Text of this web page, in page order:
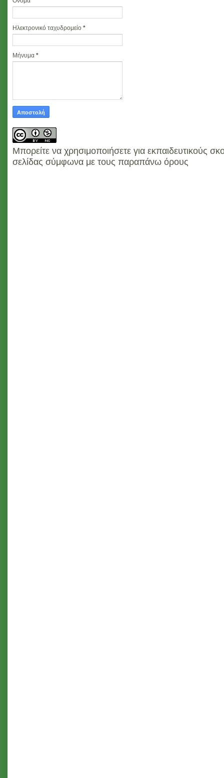
Ηλεκτρονικό ταχυδρομείο *
Μήνυμα *
Μπορείτε να χρησιμοποιήσετε για εκπαιδευτικούς
σελίδας σύμφωνα με τους παραπάνω όρους